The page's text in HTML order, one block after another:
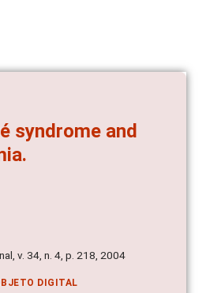
syndrome and
v. 34, n. 4, p. 218, 2004
DIGITAL